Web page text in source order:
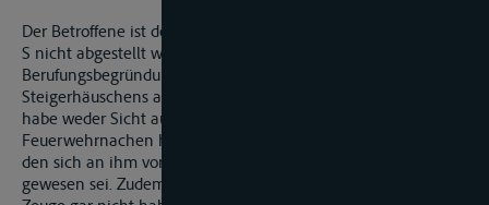
Der Betroffene ist der Auffassung, dass auf die Zeugenaussage
S nicht abgestellt werden dürfe. Er führt in der
Berufungsbegründung aus, dass sich der Zeuge S in Höhe des
Steigerhäuschens auf dem Steiger befunden habe. Der Zeuge
habe weder Sicht auf das Schraubenwasser noch auf den
Feuerwehrnachen haben können, weil ihm die Sicht durch
den sich an ihm vorbei bewegenden Koppelverband verdeckt
gewesen sei. Zudem habe Dunkelheit geherrscht, so dass der